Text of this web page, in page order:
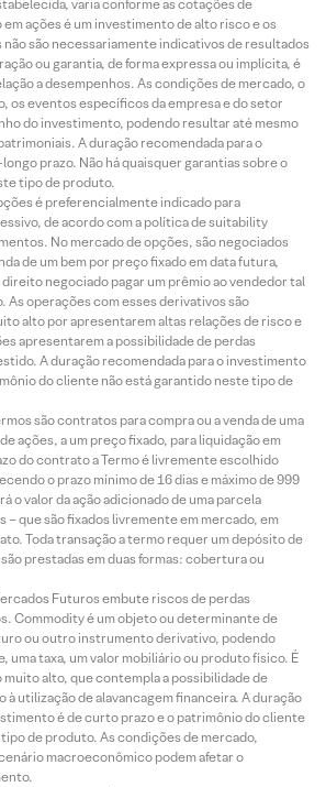
varia conforme as cotações de
ações é um investimento de alto risco e os
são necessariamente indicativos de resultados
ou garantia, de forma expressa ou implícita, é
a desempenhos. As condições de mercado, o
os eventos específicos da empresa e do setor
do investimento, podendo resultar até mesmo
A duração recomendada para o
prazo. Não há quaisquer garantias sobre o
tipo de produto.
é preferencialmente indicado para
de acordo com a política de suitability
No mercado de opções, são negociados
de um bem por preço fixado em data futura,
negociado pagar um prêmio ao vendedor tal
As operações com esses derivativos são
alto por apresentarem altas relações de risco e
apresentarem a possibilidade de perdas
A duração recomendada para o investimento
do cliente não está garantido neste tipo de
são contratos para compra ou a venda de uma
ações, a um preço fixado, para liquidação em
do contrato a Termo é livremente escolhido
o prazo mínimo de 16 dias e máximo de 999
o valor da ação adicionado de uma parcela
que são fixados livremente em mercado, em
Toda transação a termo requer um depósito de
prestadas em duas formas: cobertura ou
Futuros embute riscos de perdas
Commodity é um objeto ou determinante de
ou outro instrumento derivativo, podendo
uma taxa, um valor mobiliário ou produto físico. É
alto, que contempla a possibilidade de
à utilização de alavancagem financeira. A duração
é de curto prazo e o patrimônio do cliente
de produto. As condições de mercado,
macroeconômico podem afetar o